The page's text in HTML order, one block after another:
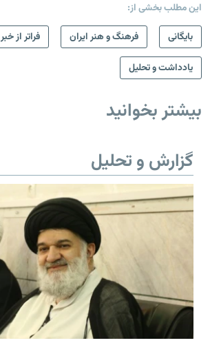
این مطلب بخشی از:
بایگانی
فرهنگ و هنر ایران فراتر از خبر
یادداشت و تحلیل
بیشتر بخوانید
گزارش و تحلیل